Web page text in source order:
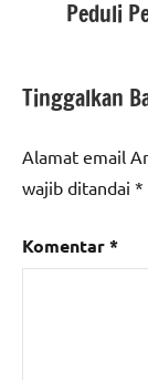
Peduli
Tinggalkan
Alamat email
wajib ditandai *
Komentar*